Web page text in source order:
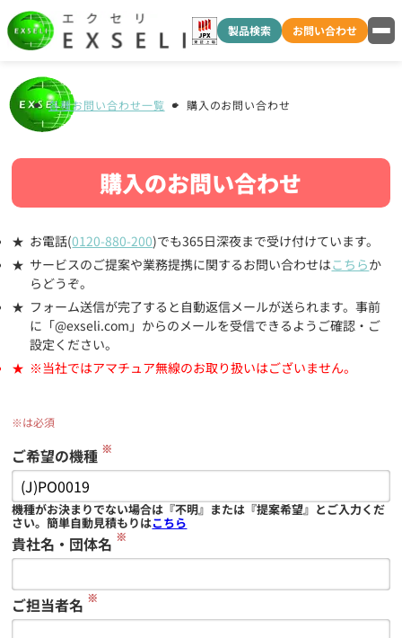
製品検索 お問い合わせ
各種お問い合わせ一覧 購入のお問い合わせ
購入のお問い合わせ
お電話(0120-880-200)でも365日深夜まで受け付けています。
サービスのご提案や業務提携に関するお問い合わせはこちらか
らどうぞ。
フォーム送信が完了すると自動返信メールが送られます。事前
に「@exseli.com」からのメールを受信できるようご確認・ご
設定ください。
※当社ではアマチュア無線のお取り扱いはございません。
※は必須
ご希望の機種 ※
機種がお決まりでない場合は『不明』または『提案希望』とご入力くだ
さい。簡単自動見積もりはこちら
貴社名・団体名 ※
ご担当者名 ※